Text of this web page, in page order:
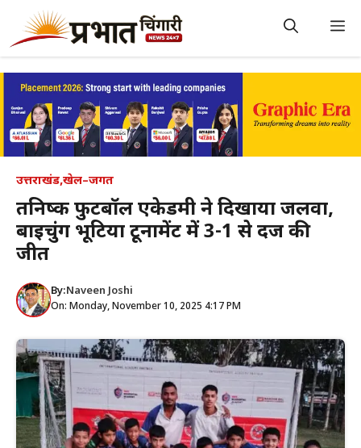
content
उत्तराखंड,खेल–जगत
तनिष्क फुटबॉल एकेडमी ने दिखाया जलवा,
बाइचुंग भूटिया टूर्नामेंट में 3-1 से दर्ज की
जीत
By:Naveen Joshi
On: Monday, November 10, 2025 4:17 PM